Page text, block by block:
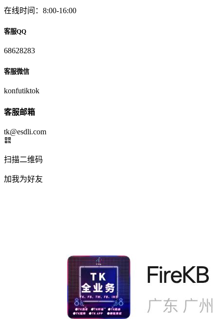
在线时间：8:00-16:00
客服QQ
68628283
客服微信
konfutiktok
客服邮箱
tk@esdli.com
扫描二维码
加我为好友